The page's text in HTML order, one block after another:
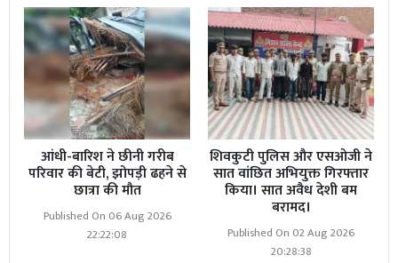
आंधी-बारिश ने छीनी गरीब
परिवार की बेटी, झोपड़ी ढहने से
छात्रा की मौत
Published On 06 Aug 2026
22:22:08
शिवकुटी पुलिस और एसओजी ने
सात वांछित अभियुक्त गिरफ्तार
किया। सात अवैध देशी बम
बरामद।
Published On 02 Aug 2026
20:28:38